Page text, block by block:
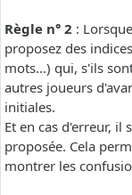
Règle n° 2 :
proposez des
mots...) qui, s'ils
autres joueurs
initiales.
Et en cas d'erreur, il
proposée. Cela
montrer les